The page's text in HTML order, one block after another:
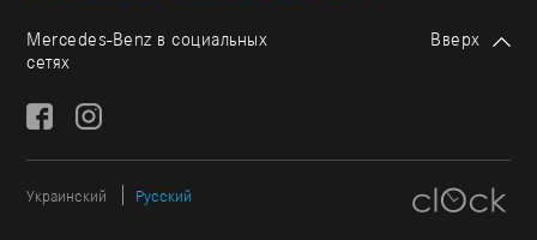
Mercedes-Benz в социальных
сетях
Вверх
Украинский Русский